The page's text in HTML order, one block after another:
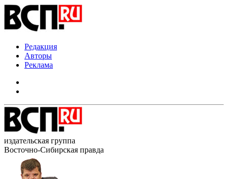
Редакция
Авторы
Реклама
издательская группа
Восточно-Сибирская правда